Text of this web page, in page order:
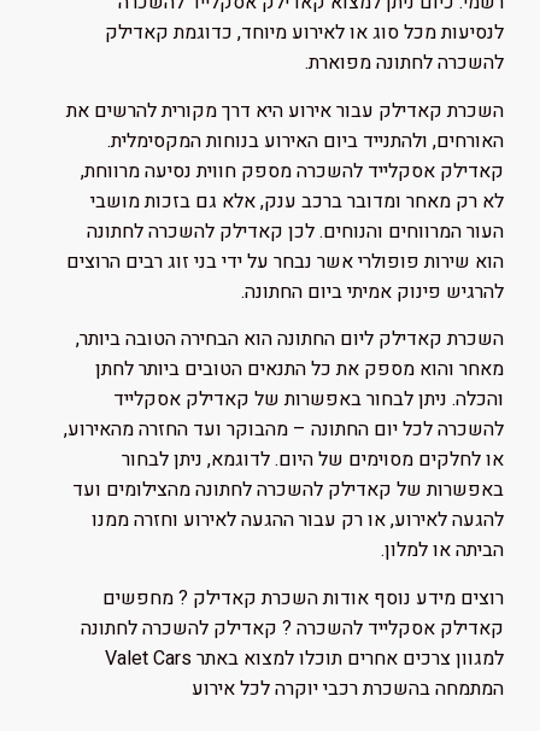
לנסיעות מכל סוג או לאירוע מיוחד, כדוגמת קאדילק
להשכרה לחתונה מפוארת.
השכרת קאדילק עבור אירוע היא דרך מקורית להרשים את
האורחים, ולהתנייד ביום האירוע בנוחות המקסימלית.
קאדילק אסקלייד להשכרה מספק חווית נסיעה מרווחת,
לא רק מאחר ומדובר ברכב ענק, אלא גם בזכות מושבי
העור המרווחים והנוחים. לכן קאדילק להשכרה לחתונה
הוא שירות פופולרי אשר נבחר על ידי בני זוג רבים הרוצים
להרגיש פינוק אמיתי ביום החתונה.
השכרת קאדילק ליום החתונה הוא הבחירה הטובה ביותר,
מאחר והוא מספק את כל התנאים הטובים ביותר לחתן
והכלה. ניתן לבחור באפשרות של קאדילק אסקלייד
להשכרה לכל יום החתונה – מהבוקר ועד החזרה מהאירוע,
או לחלקים מסוימים של היום. לדוגמא, ניתן לבחור
באפשרות של קאדילק להשכרה לחתונה מהצילומים ועד
להגעה לאירוע, או רק עבור ההגעה לאירוע וחזרה ממנו
הביתה או למלון.
רוצים מידע נוסף אודות השכרת קאדילק ? מחפשים
קאדילק אסקלייד להשכרה ? קאדילק להשכרה לחתונה
למגוון צרכים אחרים תוכלו למצוא באתר Valet Cars
המתמחה בהשכרת רכבי יוקרה לכל אירוע